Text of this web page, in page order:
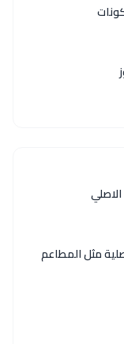
مثل المطاعم